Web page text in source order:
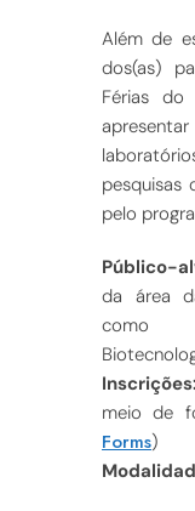
Além de
dos(as)
Férias do
pesquisas
pelo
Público-
da área
como
Inscrições:
meio de
Forms)